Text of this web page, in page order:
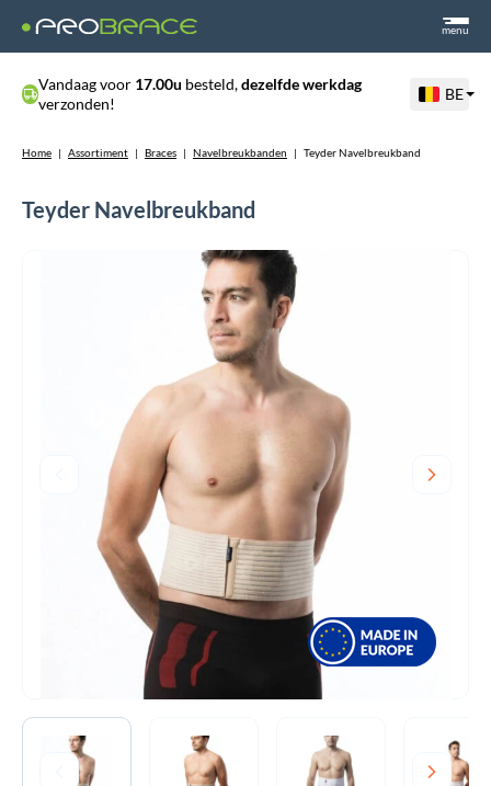
menu
Vandaag voor 17.00u besteld,dezelfde werkdag
verzonden!
BE
Home | Assortiment | Braces | Navelbreukbanden | Teyder Navelbreukband
Teyder Navelbreukband